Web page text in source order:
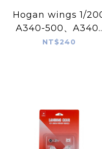
Hogan wings 1/200
A340-500、A340-
600 起落架機輪組
NT$240